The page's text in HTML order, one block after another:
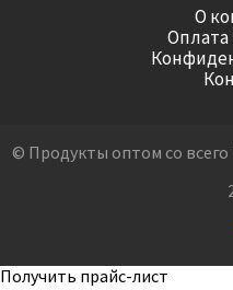
О
Оплата
© Продукты оптом со
Получить прайс-лист